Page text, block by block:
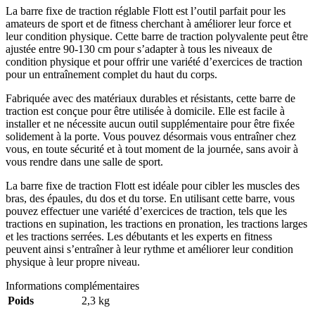
La barre fixe de traction réglable Flott est l’outil parfait pour les
amateurs de sport et de fitness cherchant à améliorer leur force et
leur condition physique. Cette barre de traction polyvalente peut être
ajustée entre 90-130 cm pour s’adapter à tous les niveaux de
condition physique et pour offrir une variété d’exercices de traction
pour un entraînement complet du haut du corps.
Fabriquée avec des matériaux durables et résistants, cette barre de
traction est conçue pour être utilisée à domicile. Elle est facile à
installer et ne nécessite aucun outil supplémentaire pour être fixée
solidement à la porte. Vous pouvez désormais vous entraîner chez
vous, en toute sécurité et à tout moment de la journée, sans avoir à
vous rendre dans une salle de sport.
La barre fixe de traction Flott est idéale pour cibler les muscles des
bras, des épaules, du dos et du torse. En utilisant cette barre, vous
pouvez effectuer une variété d’exercices de traction, tels que les
tractions en supination, les tractions en pronation, les tractions larges
et les tractions serrées. Les débutants et les experts en fitness
peuvent ainsi s’entraîner à leur rythme et améliorer leur condition
physique à leur propre niveau.
Informations complémentaires
Poids
2,3 kg